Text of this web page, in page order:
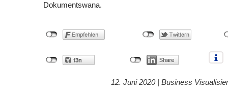
Dokumentswana.
12. Juni 2020 | Business